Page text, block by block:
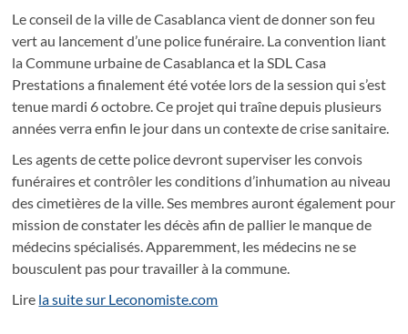
Le conseil de la ville de Casablanca vient de donner son feu
vert au lancement d’une police funéraire. La convention liant
la Commune urbaine de Casablanca et la SDL Casa
Prestations a finalement été votée lors de la session qui s’est
tenue mardi 6 octobre. Ce projet qui traîne depuis plusieurs
années verra enfin le jour dans un contexte de crise sanitaire.
Les agents de cette police devront superviser les convois
funéraires et contrôler les conditions d’inhumation au niveau
des cimetières de la ville. Ses membres auront également pour
mission de constater les décès afin de pallier le manque de
médecins spécialisés. Apparemment, les médecins ne se
bousculent pas pour travailler à la commune.
Lire la suite sur Leconomiste.com